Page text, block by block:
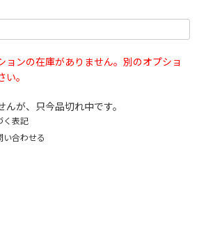
ョンの在庫がありません。別のオプショ
。
が、只今品切れ中です。
く表記
い合わせる